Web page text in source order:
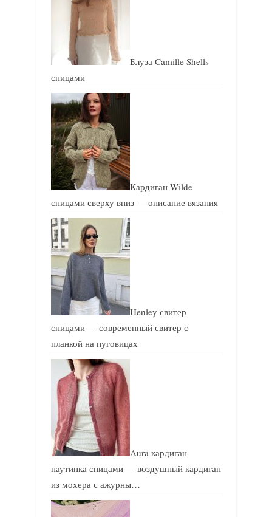
ь
Блуза Camille Shells
спицами
Кардиган Wilde
спицами сверху вниз — описание вязания
Henley свитер
спицами — современный свитер с
планкой на пуговицах
Aura кардиган
паутинка спицами — воздушный кардиган
из мохера с ажурны…